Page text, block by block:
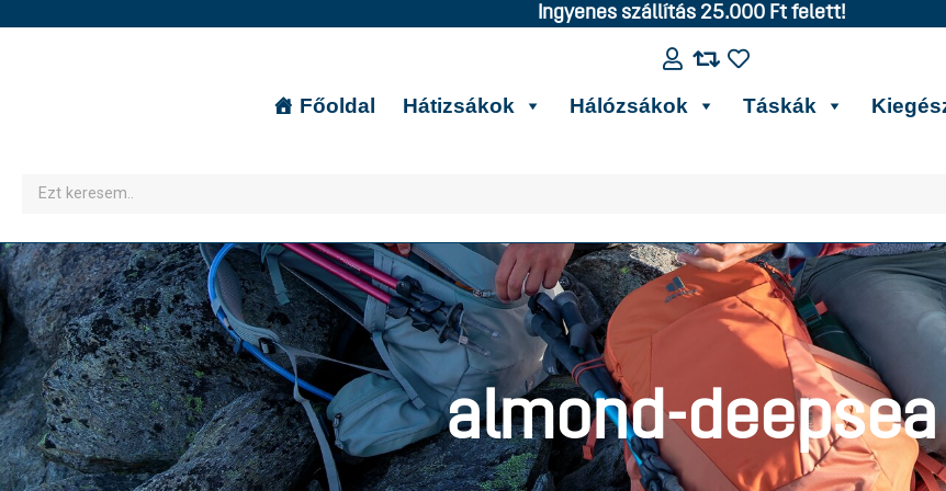
Ingyenes szállítás 25.000 Ft felett!
Főoldal Hátizsákok Hálózsákok Táskák
almond-deepsea